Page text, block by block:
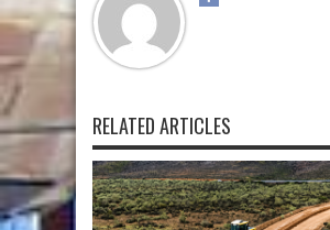
RELATED ARTICLES